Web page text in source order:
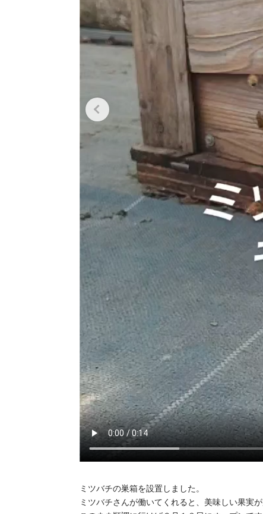
ミツバチの巣箱を設置しました。
ミツバチさんが働いてくれると、美味しい果実